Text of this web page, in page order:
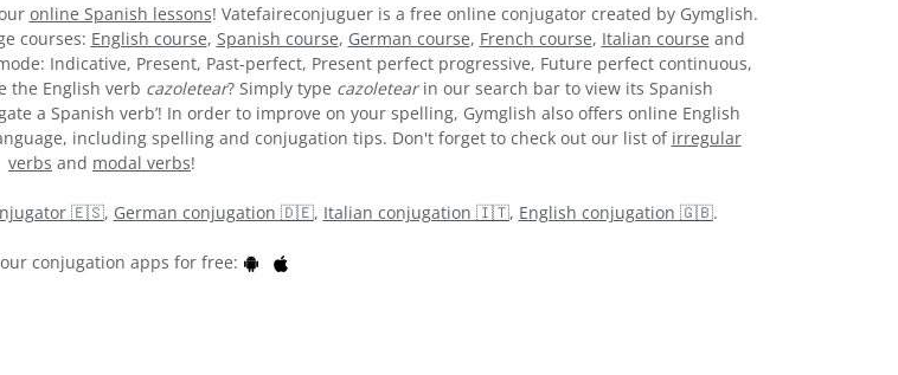
online Spanish lessons! Vatefaireconjuguer is a free online conjugator created by Gymglish.
courses: English course, Spanish course, German course, French course, Italian course and
Indicative, Present, Past-perfect, Present perfect progressive, Future perfect continuous,
the English verb cazoletear? Simply type cazoletearin our search bar to view its Spanish
a Spanish verb’! In order to improve on your spelling, Gymglish also offers online English
including spelling and conjugation tips. Don't forget to check out our list of irregular
verbs and modal verbs!
🇪🇸, German conjugation 🇩🇪, Italian conjugation 🇮🇹, English conjugation 🇬🇧.
conjugation apps for free: